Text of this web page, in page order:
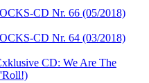
CD Nr. 66 (05/2018)
CD Nr. 64 (03/2018)